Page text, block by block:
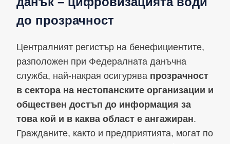
до прозрачност
Централният регистър на бенефициентите,
разположен при Федералната данъчна
служба, най-накрая осигурява прозрачност
в сектора на нестопанските организации и
обществен достъп до информация за
това кой и в каква област е ангажиран.
Гражданите, както и предприятията, могат по